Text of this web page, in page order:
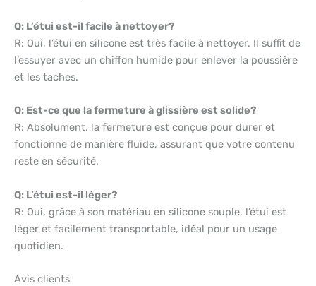
Q: L’étui est-il facile à nettoyer?
R: Oui, l’étui en silicone est très facile à nettoyer. Il suffit de
l’essuyer avec un chiffon humide pour enlever la poussière
et les taches.
Q: Est-ce que la fermeture à glissière est solide?
R: Absolument, la fermeture est conçue pour durer et
fonctionne de manière fluide, assurant que votre contenu
reste en sécurité.
Q: L’étui est-il léger?
R: Oui, grâce à son matériau en silicone souple, l’étui est
léger et facilement transportable, idéal pour un usage
quotidien.
Avis clients